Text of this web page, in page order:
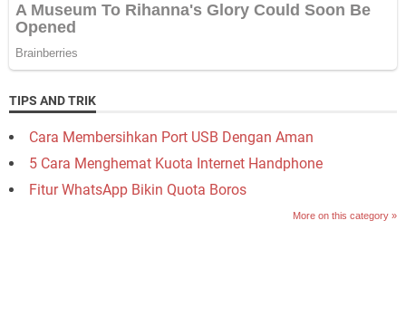
TIPS AND TRIK
Cara Membersihkan Port USB Dengan Aman
5 Cara Menghemat Kuota Internet Handphone
Fitur WhatsApp Bikin Quota Boros
More on this category »